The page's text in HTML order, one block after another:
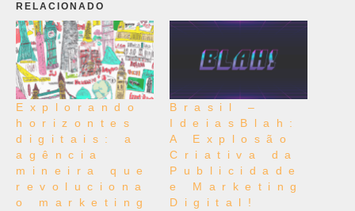
RELACIONADO
Explorando
horizontes
digitais: a
agência
mineira que
revoluciona
o marketing
Brasil –
IdeiasBlah:
A Explosão
Criativa da
Publicidade
e Marketing
Digital!